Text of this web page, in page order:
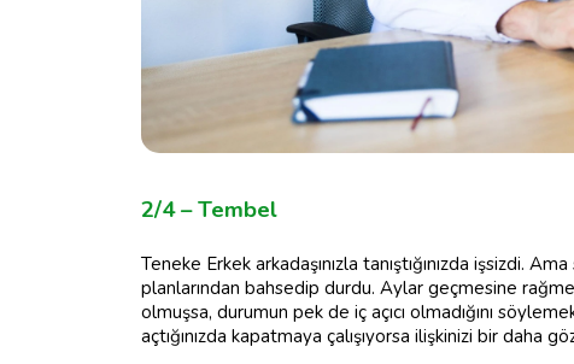
2/4 – Tembel
Teneke Erkek arkadaşınızla tanıştığınızda işsizdi.
planlarından bahsedip durdu. Aylar geçmesine
olmuşsa, durumun pek de iç açıcı olmadığını
açtığınızda kapatmaya çalışıyorsa ilişkinizi bir daha